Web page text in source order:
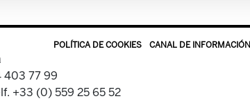
POLÍTICA DE COOKIES CANAL DE INFORMACIÓN
403 77 99
+33 (0) 559 25 65 52